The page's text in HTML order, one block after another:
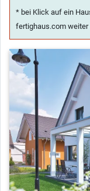
* bei Klick auf ein
fertighaus.com weiter